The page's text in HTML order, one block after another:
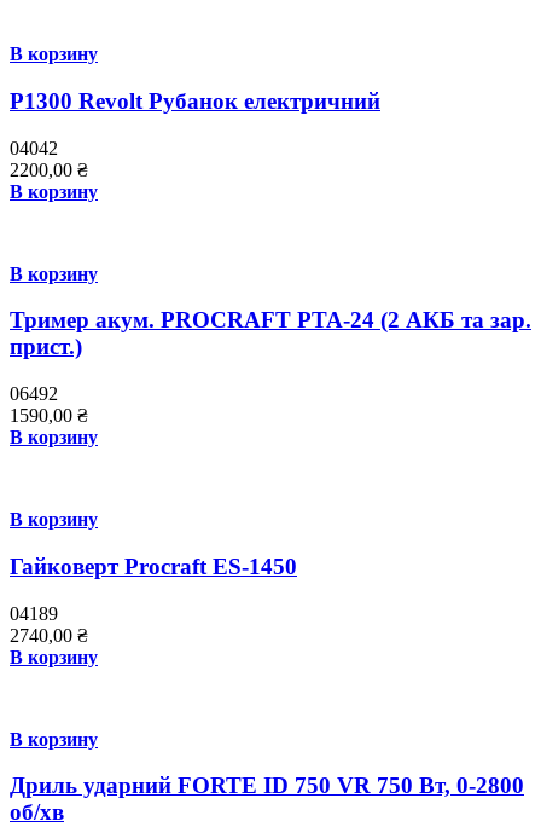
В корзину
P1300 Revolt Рубанок електричний
04042
2200,00 ₴
В корзину
В корзину
Тример акум. PROCRAFT PTA-24 (2 АКБ та зар.
прист.)
06492
1590,00 ₴
В корзину
В корзину
Гайковерт Procraft ES-1450
04189
2740,00 ₴
В корзину
В корзину
Дриль ударний FORTE ID 750 VR 750 Вт, 0-2800
об/хв